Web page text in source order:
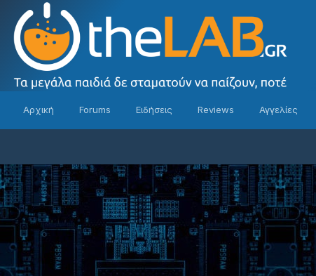
Αρχική Forums Ειδήσεις Reviews Αγγελίες